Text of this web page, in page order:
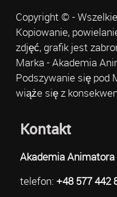
Copyright © -
Kopiowanie,
zdjęć, grafik jest
Marka - Akademia
Podszywanie się pod
wiąże się z
Kontakt
Akademia Animatora
telefon: +48 577 442